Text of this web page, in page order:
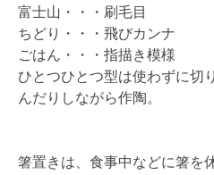
富士山・・・刷毛目
ちどり・・・飛びカンナ
ごはん・・・指描き模様
ひとつひとつ型は使わずに切
んだりしながら作陶。
箸置きは、食事中などに箸を